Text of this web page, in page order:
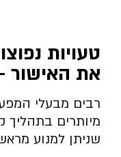
טעויות
את האישור
רבים מבעלי
מיותרים בתהליך
שניתן למנוע